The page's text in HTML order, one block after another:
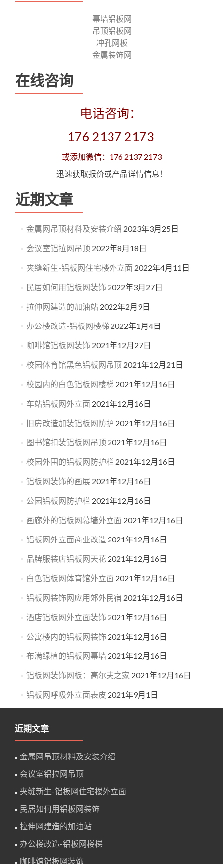
幕墙铝板网
吊顶铝板网
冲孔网板
金属装饰网
在线咨询
电话咨询：
176 2137 2173
或添加微信：176 2137 2173
迅速获取报价或产品详情信息！
近期文章
金属网吊顶材料及安装介绍 2023年3月25日
会议室铝拉网吊顶 2022年8月18日
夹缝新生-铝板网住宅楼外立面 2022年4月11日
民居如何用铝板网装饰 2022年3月27日
拉伸网建造的加油站 2022年2月9日
办公楼改造-铝板网楼梯 2022年1月4日
咖啡馆铝板网装饰 2021年12月27日
校园体育馆黑色铝板网吊顶 2021年12月21日
校园内的白色铝板网楼梯 2021年12月16日
车站铝板网外立面 2021年12月16日
旧房改造加装铝板网防护 2021年12月16日
图书馆扣装铝板网吊顶 2021年12月16日
校园外围的铝板网防护栏 2021年12月16日
铝板网装饰的画展 2021年12月16日
公园铝板网防护栏 2021年12月16日
画廊外的铝板网幕墙外立面 2021年12月16日
铝板网外立面商业改造 2021年12月16日
品牌服装店铝板网天花 2021年12月16日
白色铝板网体育馆外立面 2021年12月16日
铝板网装饰网应用郊外民宿 2021年12月16日
酒店铝板网外立面装饰 2021年12月16日
公寓楼内的铝板网装饰 2021年12月16日
布满绿植的铝板网幕墙 2021年12月16日
铝板网装饰网板：高尔夫之家 2021年12月16日
铝板网呼吸外立面表皮 2021年9月1日
近期文章
金属网吊顶材料及安装介绍
会议室铝拉网吊顶
夹缝新生-铝板网住宅楼外立面
民居如何用铝板网装饰
拉伸网建造的加油站
办公楼改造-铝板网楼梯
咖啡馆铝板网装饰